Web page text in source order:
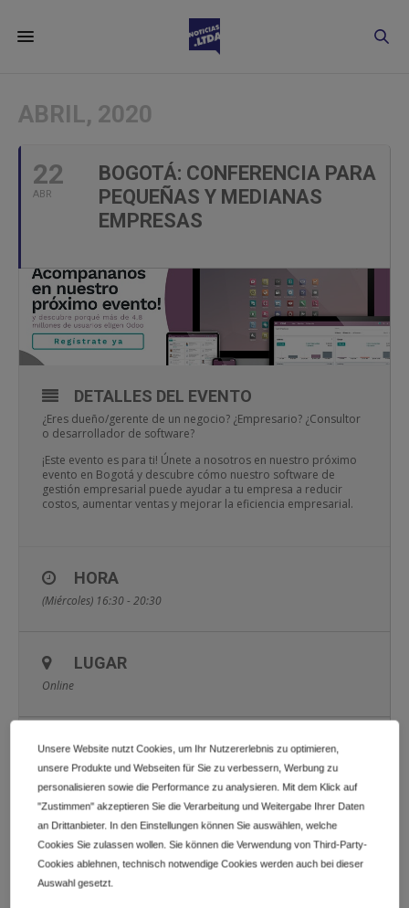
ABRIL, 2020
22
ABR
BOGOTÁ: CONFERENCIA PARA
PEQUEÑAS Y MEDIANAS
EMPRESAS
DETALLES DEL EVENTO
¿Eres dueño/gerente de un negocio? ¿Empresario? ¿Consultor
o desarrollador de software?
¡Este evento es para ti! Únete a nosotros en nuestro próximo
evento en Bogotá y descubre cómo nuestro software de
gestión empresarial puede ayudar a tu empresa a reducir
costos, aumentar ventas y mejorar la eficiencia empresarial.
HORA
(Miércoles) 16:30 - 20:30
LUGAR
Online
INFORMACIÓN ADICIONAL
CALENDARIO GOOGLECAL
Unsere Website nutzt Cookies, um Ihr Nutzererlebnis zu optimieren,
unsere Produkte und Webseiten für Sie zu verbessern, Werbung zu
personalisieren sowie die Performance zu analysieren. Mit dem Klick auf
"Zustimmen" akzeptieren Sie die Verarbeitung und Weitergabe Ihrer Daten
an Drittanbieter. In den Einstellungen können Sie auswählen, welche
Cookies Sie zulassen wollen. Sie können die Verwendung von Third-Party-
Cookies ablehnen, technisch notwendige Cookies werden auch bei dieser
Auswahl gesetzt.